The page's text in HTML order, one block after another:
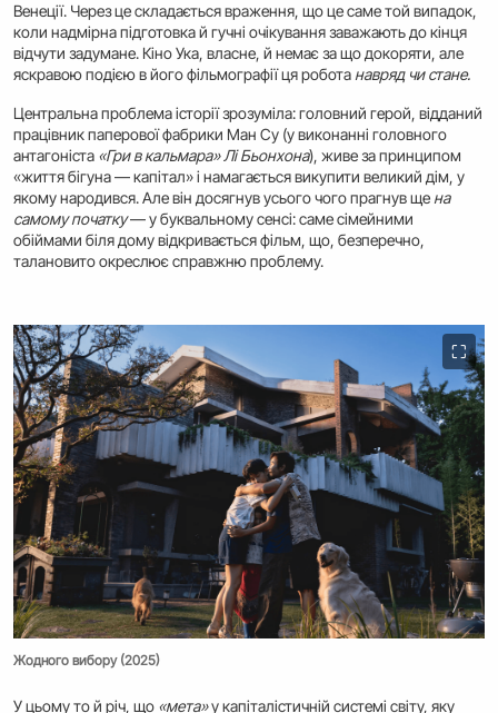
Венеції. Через це складається враження, що це саме той випадок,
коли надмірна підготовка й гучні очікування заважають до кінця
відчути задумане. Кіно Ука, власне, й немає за що докоряти, але
яскравою подією в його фільмографії ця робота навряд чи стане.
Центральна проблема історії зрозуміла: головний герой, відданий
працівник паперової фабрики Ман Су (у виконанні головного
антагоніста «Гри в кальмара» Лі Бьонхона), живе за принципом
«життя бігуна — капітал» і намагається викупити великий дім, у
якому народився. Але він досягнув усього чого прагнув ще на
самому початку— у буквальному сенсі: саме сімейними
обіймами біля дому відкривається фільм, що, безперечно,
талановито окреслює справжню проблему.
⛶
Жодного вибору (2025)
У цьому то й річ, що «мета»у капіталістичній системі світу, яку